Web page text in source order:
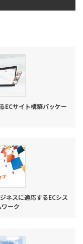
ECサイト構築パッケー
ネスに適応するECシス
ーク